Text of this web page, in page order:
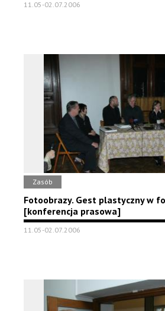
11.05-02.07.2006
Zasób
Fotoobrazy. Gest plastyczny w
[konferencja prasowa]
11.05-02.07.2006